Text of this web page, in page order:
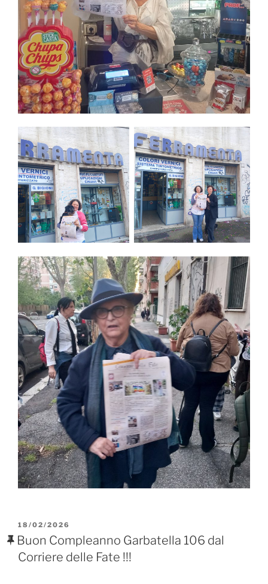
PUBBLICATO
IL
18/02/2026
Buon Compleanno Garbatella 106 dal
Corriere delle Fate !!!